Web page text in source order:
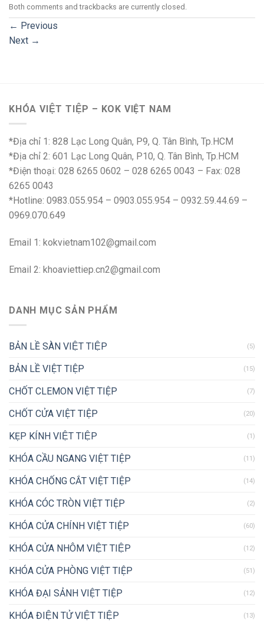
Both comments and trackbacks are currently closed.
← Previous
Next →
KHÓA VIỆT TIỆP – KOK VIỆT NAM
*Địa chỉ 1: 828 Lạc Long Quân, P9, Q. Tân Bình, Tp.HCM
*Địa chỉ 2: 601 Lạc Long Quân, P10, Q. Tân Bình, Tp.HCM
*Điện thoại: 028 6265 0602 – 028 6265 0043 – Fax: 028
6265 0043
*Hotline: 0983.055.954 – 0903.055.954 – 0932.59.44.69 –
0969.070.649
Email 1: kokvietnam102@gmail.com
Email 2: khoaviettiep.cn2@gmail.com
DANH MỤC SẢN PHẨM
BẢN LỀ SÀN VIỆT TIỆP (5)
BẢN LỀ VIỆT TIỆP (15)
CHỐT CLEMON VIỆT TIỆP (7)
CHỐT CỬA VIỆT TIỆP (20)
KẸP KÍNH VIỆT TIỆP (1)
KHÓA CẦU NGANG VIỆT TIỆP (11)
KHÓA CHỐNG CẮT VIỆT TIỆP (14)
KHÓA CÓC TRÒN VIỆT TIỆP (2)
KHÓA CỬA CHÍNH VIỆT TIỆP (60)
KHÓA CỬA NHÔM VIỆT TIỆP (12)
KHÓA CỬA PHÒNG VIỆT TIỆP (51)
KHÓA ĐẠI SẢNH VIỆT TIỆP (12)
KHÓA ĐIỆN TỬ VIỆT TIỆP (13)